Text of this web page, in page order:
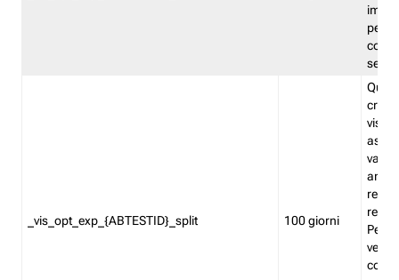
_vis_opt_exp_{ABTESTID}_split 100 giorni